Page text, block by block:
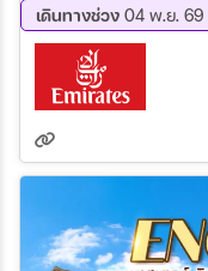
เก็ต ทานอาหารขึ้นชื่อ
เดินทางช่วง 04 พ.ย. 69
04 พ.ย. 69 - 10 พ.ย. 69
10 พ.ย. 69 - 16 พ.ย. 69
12 พ.ย. 69 - 18 พ.ย. 69
25 พ.ย. 69 - 01 ธ.ค. 69